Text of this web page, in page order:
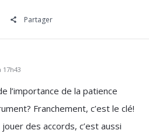
Partager
17h43
l’importance de la patience
Franchement, c’est le clé!
des accords, c’est aussi